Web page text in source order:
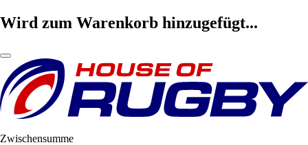
Wird zum Warenkorb hinzugefügt...
Zwischensumme